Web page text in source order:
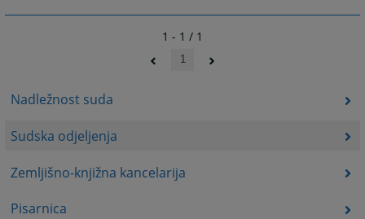
Nadležnost suda
Sudska odjeljenja
Zemljišno-knjižna kancelarija
Pisarnica
1 - 1 / 1
1